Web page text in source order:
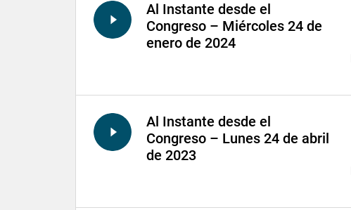
Al Instante desde el
Congreso – Miércoles 24 de
enero de 2024
Al Instante desde el
Congreso – Lunes 24 de abril
de 2023